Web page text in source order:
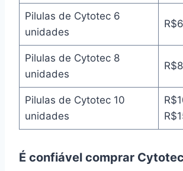
Pilulas de Cytotec 6
unidades
Pilulas de Cytotec 8
unidades
Pilulas de Cytotec 10
unidades
É confiável comprar